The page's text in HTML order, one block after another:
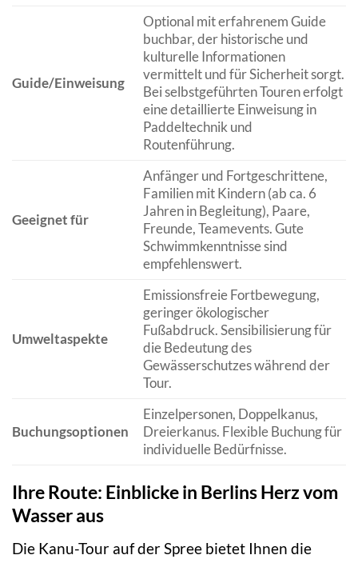
Guide/Einweisung
Optional mit erfahrenem Guide
buchbar, der historische und
kulturelle Informationen
vermittelt und für Sicherheit sorgt.
Bei selbstgeführten Touren erfolgt
eine detaillierte Einweisung in
Paddeltechnik und
Routenführung.
Geeignet für
Anfänger und Fortgeschrittene,
Familien mit Kindern (ab ca. 6
Jahren in Begleitung), Paare,
Freunde, Teamevents. Gute
Schwimmkenntnisse sind
empfehlenswert.
Umweltaspekte
Emissionsfreie Fortbewegung,
geringer ökologischer
Fußabdruck. Sensibilisierung für
die Bedeutung des
Gewässerschutzes während der
Tour.
Buchungsoptionen
Einzelpersonen, Doppelkanus,
Dreierkanus. Flexible Buchung für
individuelle Bedürfnisse.
Ihre Route: Einblicke in Berlins Herz vom
Wasser aus
Die Kanu-Tour auf der Spree bietet Ihnen die